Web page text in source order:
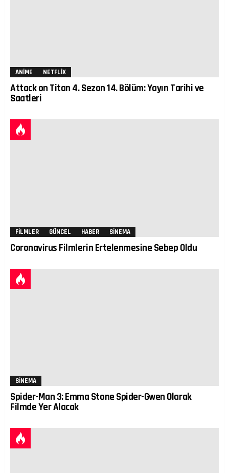
ANIME NETFLIX
Attack on Titan 4. Sezon 14. Bölüm: Yayın Tarihi ve
Saatleri
FILMLER GÜNCEL HABER SINEMA
Coronavirus Filmlerin Ertelenmesine Sebep Oldu
SINEMA
Spider-Man 3: Emma Stone Spider-Gwen Olarak
Filmde Yer Alacak